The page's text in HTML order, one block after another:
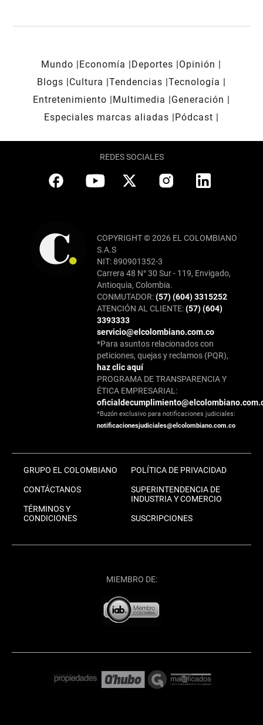
Mundo Economía Deportes
Opinión
Blogs
Cultura Tendencias Tecnología
Entretenimiento
Multimedia
Generación
Especiales marcas aliadas
Pódcast
REDES SOCIALES
COPYRIGHT © 2026 EL COLOMBIANO
S.A.S
NIT: 890901352-3
Carrera 48 N° 30 Sur - 119, Envigado,
Antioquia, Colombia.
CONMUTADOR:(57) (604) 3315252
ATENCIÓN AL CLIENTE:(57) (604)
3393333
servicio@elcolombiano.com.co
*Para asuntos relacionados con
peticiones, quejas y reclamos (PQR),
haz clic aquí
PROGRAMA DE TRANSPARENCIA Y
ÉTICA EMPRESARIAL:
*Buzón exclusivo para notificaciones judiciales:
notificacionesjudiciales@elcolombiano.com.co
GRUPO EL COLOMBIANO
CONTÁCTANOS
TÉRMINOS Y
CONDICIONES
POLÍTICA DE PRIVACIDAD
SUPERINTENDENCIA DE
INDUSTRIA Y COMERCIO
SUSCRIPCIONES
MIEMBRO DE: